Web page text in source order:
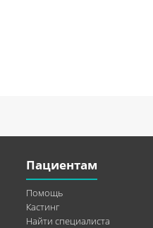
Пациентам
Помощь
Кастинг
Найти специалиста